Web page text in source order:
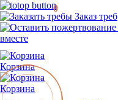
Заказ треб
вместе
Корзина
Корзина
0